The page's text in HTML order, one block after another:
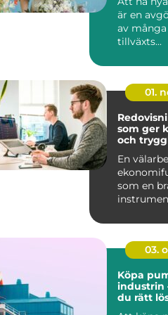
är en
av
tillväxts...
01.
som ger
och
En
som en
och enkel
03.
Köpa
industrin
du rätt